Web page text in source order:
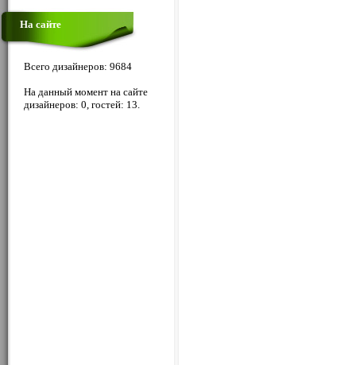
На сайте
Всего дизайнеров: 9684
На данный момент на сайте
дизайнеров: 0, гостей: 13.